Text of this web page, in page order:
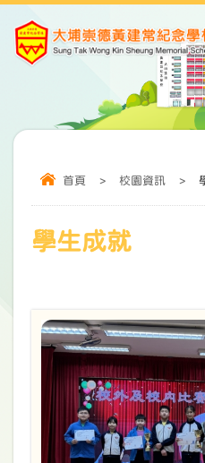
首頁 > 校園資訊 >
學生成就